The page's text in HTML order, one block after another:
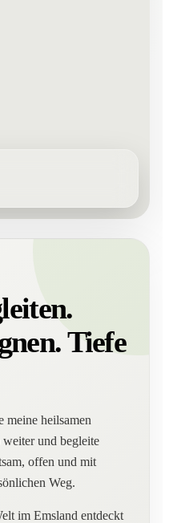
Tiefe
meine heilsamen
und begleite
offen und mit
Weg.
im Emsland entdeckt